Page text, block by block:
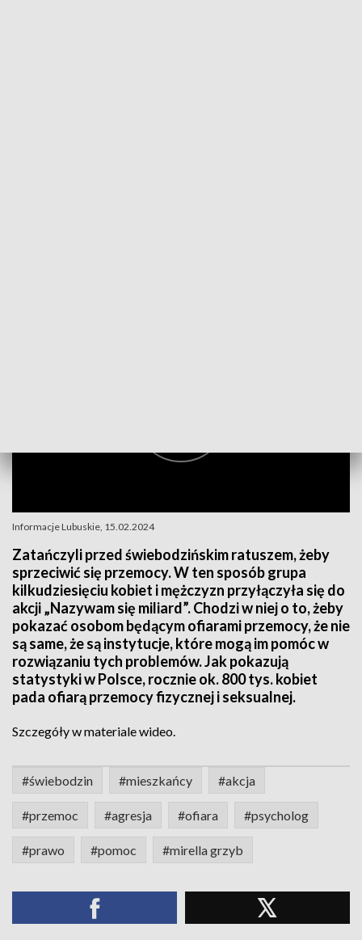
Informacje Lubuskie, 15.02.2024
Zatańczyli przed świebodzińskim ratuszem, żeby
sprzeciwić się przemocy. W ten sposób grupa
kilkudziesięciu kobiet i mężczyzn przyłączyła się do
akcji „Nazywam się miliard”. Chodzi w niej o to, żeby
pokazać osobom będącym ofiarami przemocy, że nie
są same, że są instytucje, które mogą im pomóc w
rozwiązaniu tych problemów. Jak pokazują
statystyki w Polsce, rocznie ok. 800 tys. kobiet
pada ofiarą przemocy fizycznej i seksualnej.
Szczegóły w materiale wideo.
#świebodzin #mieszkańcy #akcja
#przemoc #agresja #ofiara #psycholog
#prawo #pomoc #mirella grzyb